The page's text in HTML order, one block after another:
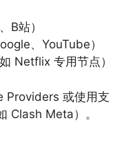
B站）
、YouTube）
Netflix 专用节点）
Providers 或使用支
Clash Meta）。